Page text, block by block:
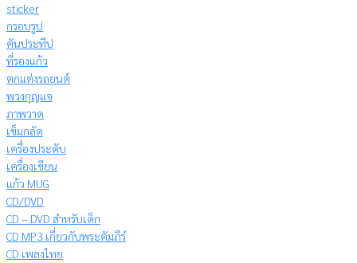
sticker
กรอบรูป
คันประทีป
ที่รองแก้ว
ตกแต่งรถยนต์
พวงกุญแจ
ภาพวาด
เข็มกลัด
เครื่องประดับ
เครื่องเขียน
แก้ว MUG
CD/DVD
CD – DVD สำหรับเด็ก
CD MP3 เกี่ยวกับพระคัมภีร์
CD เพลงไทย